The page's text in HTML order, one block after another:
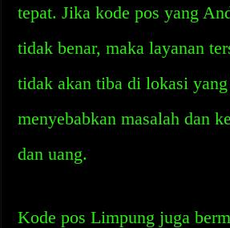
tepat. Jika kode pos yang
tidak benar, maka layanan
tidak akan tiba di lokasi
menyebabkan masalah dan
dan uang.
Kode pos Limpung juga